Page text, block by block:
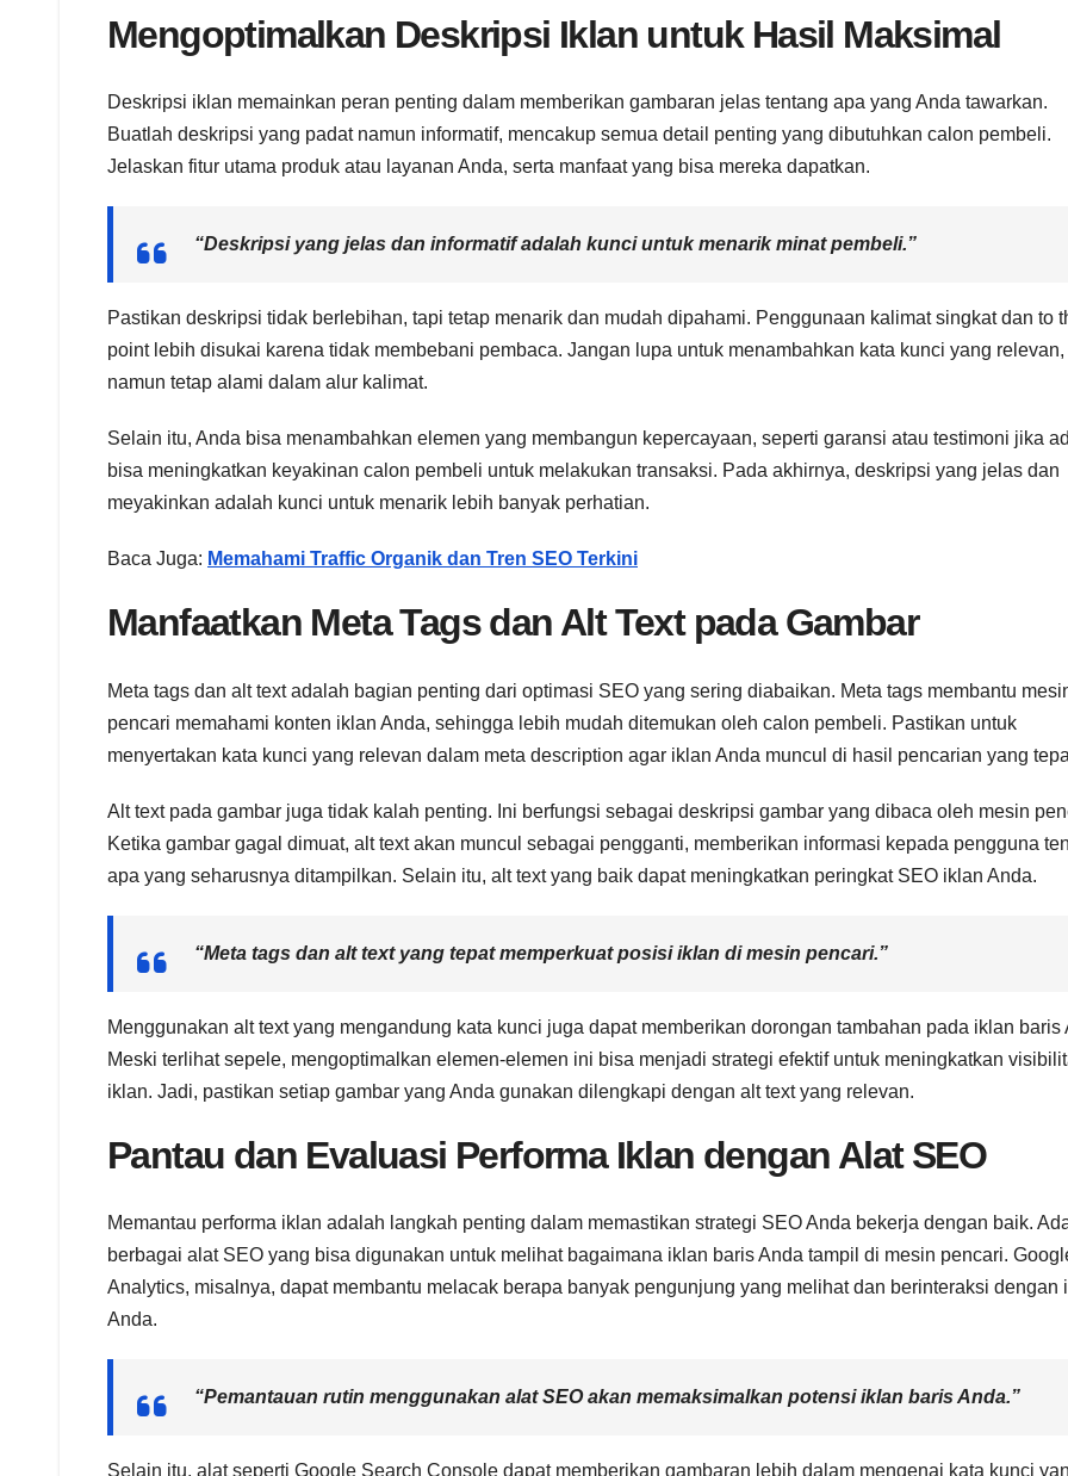
Mengoptimalkan Deskripsi Iklan untuk Hasil Maksimal
Deskripsi iklan memainkan peran penting dalam memberikan gambaran jelas tentang apa yang Anda tawarkan.
Buatlah deskripsi yang padat namun informatif, mencakup semua detail penting yang dibutuhkan calon pembeli.
Jelaskan fitur utama produk atau layanan Anda, serta manfaat yang bisa mereka dapatkan.
“Deskripsi yang jelas dan informatif adalah kunci untuk menarik minat pembeli.”
Pastikan deskripsi tidak berlebihan, tapi tetap menarik dan mudah dipahami. Penggunaan kalimat singkat dan to
point lebih disukai karena tidak membebani pembaca. Jangan lupa untuk menambahkan kata kunci yang relevan,
namun tetap alami dalam alur kalimat.
Selain itu, Anda bisa menambahkan elemen yang membangun kepercayaan, seperti garansi atau testimoni jika
bisa meningkatkan keyakinan calon pembeli untuk melakukan transaksi. Pada akhirnya, deskripsi yang jelas dan
meyakinkan adalah kunci untuk menarik lebih banyak perhatian.
Baca Juga: Memahami Traffic Organik dan Tren SEO Terkini
Manfaatkan Meta Tags dan Alt Text pada Gambar
Meta tags dan alt text adalah bagian penting dari optimasi SEO yang sering diabaikan. Meta tags membantu
pencari memahami konten iklan Anda, sehingga lebih mudah ditemukan oleh calon pembeli. Pastikan untuk
menyertakan kata kunci yang relevan dalam meta description agar iklan Anda muncul di hasil pencarian yang
Alt text pada gambar juga tidak kalah penting. Ini berfungsi sebagai deskripsi gambar yang dibaca oleh mesin
Ketika gambar gagal dimuat, alt text akan muncul sebagai pengganti, memberikan informasi kepada pengguna
apa yang seharusnya ditampilkan. Selain itu, alt text yang baik dapat meningkatkan peringkat SEO iklan Anda.
“Meta tags dan alt text yang tepat memperkuat posisi iklan di mesin pencari.”
Menggunakan alt text yang mengandung kata kunci juga dapat memberikan dorongan tambahan pada iklan baris
Meski terlihat sepele, mengoptimalkan elemen-elemen ini bisa menjadi strategi efektif untuk meningkatkan
iklan. Jadi, pastikan setiap gambar yang Anda gunakan dilengkapi dengan alt text yang relevan.
Pantau dan Evaluasi Performa Iklan dengan Alat SEO
Memantau performa iklan adalah langkah penting dalam memastikan strategi SEO Anda bekerja dengan baik.
berbagai alat SEO yang bisa digunakan untuk melihat bagaimana iklan baris Anda tampil di mesin pencari.
Analytics, misalnya, dapat membantu melacak berapa banyak pengunjung yang melihat dan berinteraksi dengan
Anda.
“Pemantauan rutin menggunakan alat SEO akan memaksimalkan potensi iklan baris Anda.”
Selain itu, alat seperti Google Search Console dapat memberikan gambaran lebih dalam mengenai kata kunci